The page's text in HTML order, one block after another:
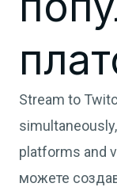
Stream to
platforms and
можете